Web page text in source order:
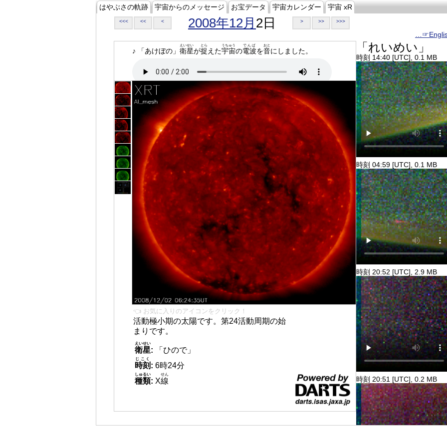
はやぶさの軌跡 宇宙からのメッセージ お宝データ 宇宙カレンダー 宇宙 xR
<<< << < 2008年12月 2日 > >> >>>
♪ 「あけぼの」 衛星
えいせい
が捉
とら
えた宇宙
うちゅう
の電波
でんぱ
を音
おと
にしました。
👈 お気に入りのアイコンをクリック！
活動極小期の太陽です。第24活動周期の始
まりです。
衛星
えいせい
:
「ひので」
時刻
じこく
: 6時24分
種類
しゅるい
: X線
せん
「れいめい」
時刻 14:40 [UTC], 0.1 MB
時刻 04:59 [UTC], 0.1 MB
時刻 20:52 [UTC], 2.9 MB
時刻 20:51 [UTC], 0.2 MB